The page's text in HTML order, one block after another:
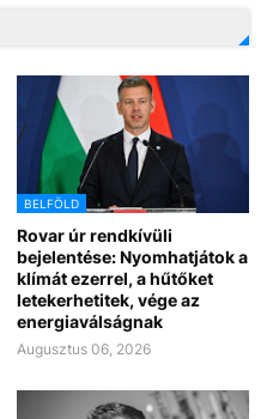
BELFÖLD
Rovar úr rendkívüli
bejelentése: Nyomhatjátok a
klímát ezerrel, a hűtőket
letekerhetitek, vége az
energiaválságnak
Augusztus 06, 2026